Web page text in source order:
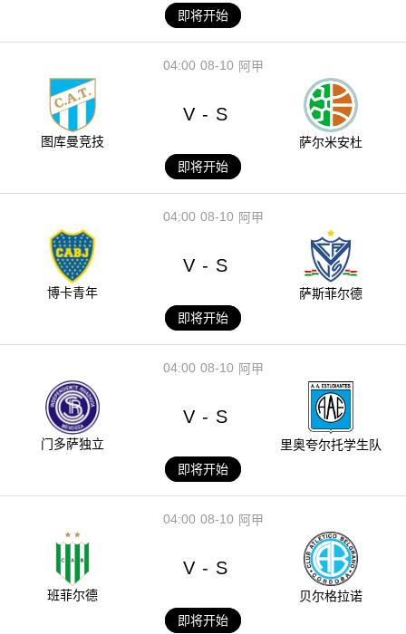
即将开始
08-10
04:00 阿甲
图库曼竞技
V - S
萨尔米安杜
即将开始
08-10
04:00 阿甲
博卡青年
V - S
萨斯菲尔德
即将开始
08-10
04:00 阿甲
门多萨独立
V - S
里奥夸尔托学生队
即将开始
08-10
04:00 阿甲
班菲尔德
V - S
贝尔格拉诺
即将开始